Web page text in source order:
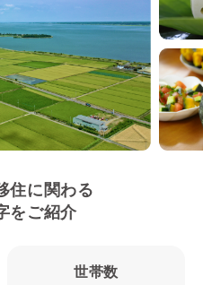
住に関わる
をご紹介
世帯数